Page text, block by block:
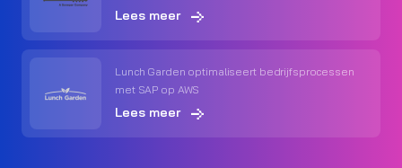
Lees meer
Lunch Garden optimaliseert bedrijfsprocessen
met SAP op AWS
Lees meer